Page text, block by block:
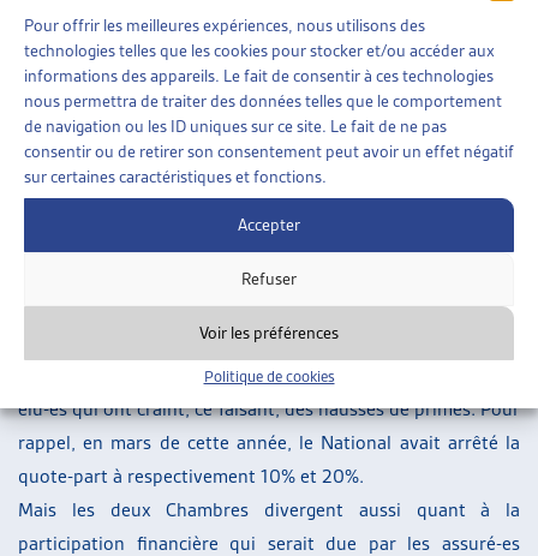
Pour offrir les meilleures expériences, nous utilisons des
technologies telles que les cookies pour stocker et/ou accéder aux
informations des appareils. Le fait de consentir à ces technologies
nous permettra de traiter des données telles que le comportement
de navigation ou les ID uniques sur ce site. Le fait de ne pas
consentir ou de retirer son consentement peut avoir un effet négatif
sur certaines caractéristiques et fonctions.
Accepter
Refuser
Voir les préférences
Politique de cookies
délai de cinq ans. Le Conseil national a, lui, par deux fois
déjà, affirmé sa volonté de contraindre les caisses.
Autre point de divergence entre les deux Chambres: les
incitations financières nécessaires à rendre lesdits réseaux
de soins attractifs sachant que l’objectif du Conseil fédéral
est de faire adhérer quelque 60% des assuré-es dans un RSI
et de réaliser ainsi une économie d’environ un milliard de
francs par an. Le Conseil des Etats a fixé la quote-part (part
des factures payées par l’assuré-e une fois sa franchise
atteinte) à respectivement 7,5% et 15% selon que les assuré-
es rejoignent, ou non, un réseau – elle est actuellement
fixée à 10%. Ces taux ont été jugés trop bas pour certain-es
élu-es qui ont craint, ce faisant, des hausses de primes. Pour
rappel, en mars de cette année, le National avait arrêté la
quote-part à respectivement 10% et 20%.
Mais les deux Chambres divergent aussi quant à la
participation financière qui serait due par les assuré-es